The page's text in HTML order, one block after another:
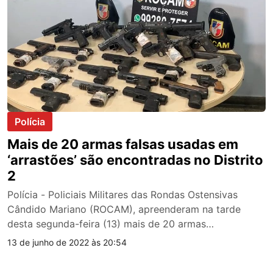
Polícia
Mais de 20 armas falsas usadas em
‘arrastões’ são encontradas no Distrito
2
Polícia - Policiais Militares das Rondas Ostensivas
Cândido Mariano (ROCAM), apreenderam na tarde
desta segunda-feira (13) mais de 20 armas…
13 de junho de 2022 às 20:54